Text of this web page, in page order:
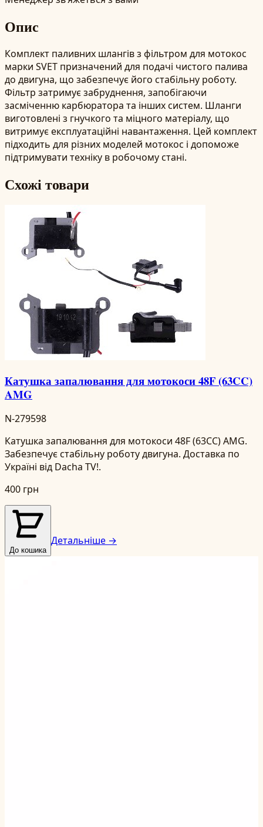
Опис
Комплект паливних шлангів з фільтром для мотокос
марки SVET призначений для подачі чистого палива
до двигуна, що забезпечує його стабільну роботу.
Фільтр затримує забруднення, запобігаючи
засміченню карбюратора та інших систем. Шланги
виготовлені з гнучкого та міцного матеріалу, що
витримує експлуатаційні навантаження. Цей комплект
підходить для різних моделей мотокос і допоможе
підтримувати техніку в робочому стані.
Схожі товари
Катушка запалювання для мотокоси 48F (63CC)
AMG
N-279598
Катушка запалювання для мотокоси 48F (63CC) AMG.
Забезпечує стабільну роботу двигуна. Доставка по
Україні від Dacha TV!.
400 грн
До кошика
Детальніше →